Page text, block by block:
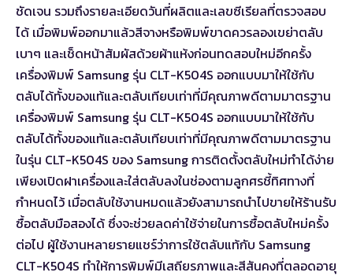
ชัดเจน รวมถึงรายละเอียดวันที่ผลิตและเลขซีเรียลที่ตรวจสอบ
ได้ เมื่อพิมพ์ออกมาแล้วสีจางหรือพิมพ์ขาดควรลองเขย่าตลับ
เบาๆ และเช็ดหน้าสัมผัสด้วยผ้าแห้งก่อนทดสอบใหม่อีกครั้ง
เครื่องพิมพ์ Samsung รุ่น CLT-K504S ออกแบบมาให้ใช้กับ
ตลับได้ทั้งของแท้และตลับเทียบเท่าที่มีคุณภาพดีตามมาตรฐาน
เครื่องพิมพ์ Samsung รุ่น CLT-K504S ออกแบบมาให้ใช้กับ
ตลับได้ทั้งของแท้และตลับเทียบเท่าที่มีคุณภาพดีตามมาตรฐาน
ในรุ่น CLT-K504S ของ Samsung การติดตั้งตลับใหม่ทำได้ง่าย
เพียงเปิดฝาเครื่องและใส่ตลับลงในช่องตามลูกศรชี้ทิศทางที่
กำหนดไว้ เมื่อตลับใช้งานหมดแล้วยังสามารถนำไปขายให้ร้านรับ
ซื้อตลับมือสองได้ ซึ่งจะช่วยลดค่าใช้จ่ายในการซื้อตลับใหม่ครั้ง
ต่อไป ผู้ใช้งานหลายรายแชร์ว่าการใช้ตลับแท้กับ Samsung
CLT-K504S ทำให้การพิมพ์มีเสถียรภาพและสีสันคงที่ตลอดอายุ